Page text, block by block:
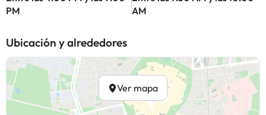
PM
AM
Ubicación y alrededores
Ver mapa